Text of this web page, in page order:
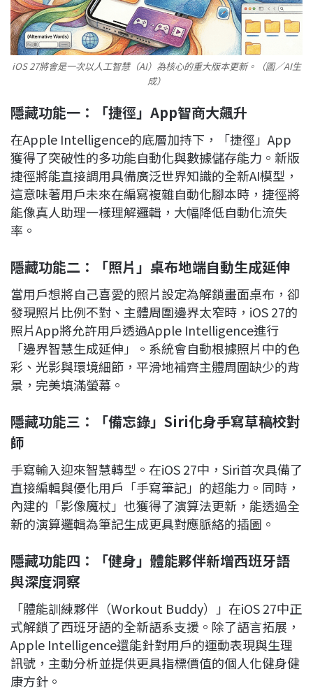
iOS 27將會是一次以人工智慧（AI）為核心的重大版本更新。（圖／AI生
成）
隱藏功能一：「捷徑」App智商大飆升
在Apple Intelligence的底層加持下，「捷徑」App
獲得了突破性的多功能自動化與數據儲存能力。新版
捷徑將能直接調用具備廣泛世界知識的全新AI模型，
這意味著用戶未來在編寫複雜自動化腳本時，捷徑將
能像真人助理一樣理解邏輯，大幅降低自動化流失
率。
隱藏功能二：「照片」桌布地端自動生成延伸
當用戶想將自己喜愛的照片設定為解鎖畫面桌布，卻
發現照片比例不對、主體周圍邊界太窄時，iOS 27的
照片App將允許用戶透過Apple Intelligence進行
「邊界智慧生成延伸」。系統會自動根據照片中的色
彩、光影與環境細節，平滑地補齊主體周圍缺少的背
景，完美填滿螢幕。
隱藏功能三：「備忘錄」Siri化身手寫草稿校對
師
手寫輸入迎來智慧轉型。在iOS 27中，Siri首次具備了
直接編輯與優化用戶「手寫筆記」的超能力。同時，
內建的「影像魔杖」也獲得了演算法更新，能透過全
新的演算邏輯為筆記生成更具對應脈絡的插圖。
隱藏功能四：「健身」體能夥伴新增西班牙語
與深度洞察
「體能訓練夥伴（Workout Buddy）」在iOS 27中正
式解鎖了西班牙語的全新語系支援。除了語言拓展，
Apple Intelligence還能針對用戶的運動表現與生理
訊號，主動分析並提供更具指標價值的個人化健身健
康方針。